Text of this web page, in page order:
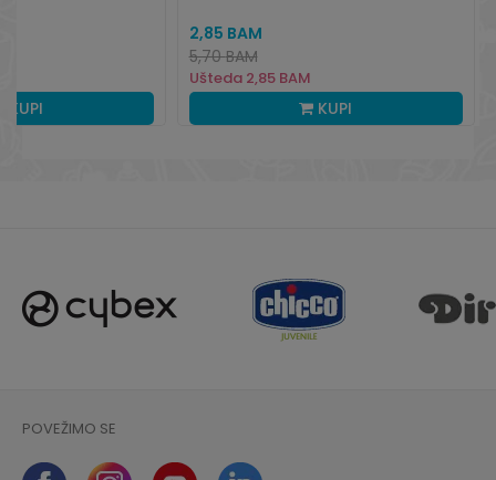
KUPI
2,85 BAM
Ušteda2,85 BAM
5,70BAM
KUPI
POVEŽIMO SE